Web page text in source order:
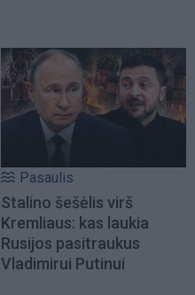
Pasaulis
Stalino šešėlis virš
Kremliaus: kas laukia
Rusijos pasitraukus
Vladimirui Putinui